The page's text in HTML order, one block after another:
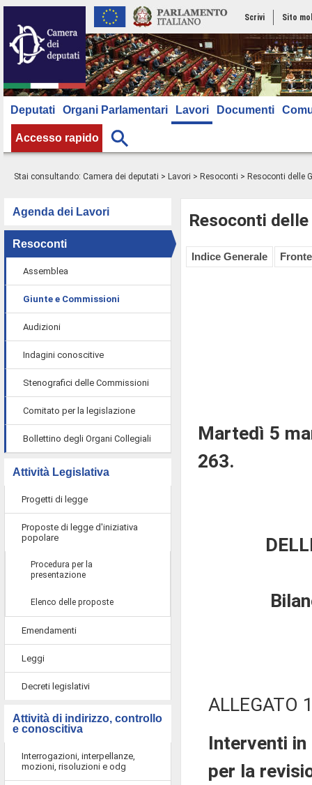
Scrivi Sito
Deputati Organi Parlamentari Lavori Documenti
Accesso rapido
Stai consultando: Camera dei deputati > Lavori > Resoconti > Resoconti delle
Agenda dei Lavori
Resoconti
Assemblea
Giunte e Commissioni
Audizioni
Indagini conoscitive
Stenografici delle Commissioni
Comitato per la legislazione
Bollettino degli Organi Collegiali
Attività Legislativa
Progetti di legge
Proposte di legge d'iniziativa
popolare
Procedura per la
presentazione
Elenco delle proposte
Emendamenti
Leggi
Decreti legislativi
Attività di indirizzo, controllo
e conoscitiva
Interrogazioni, interpellanze,
mozioni, risoluzioni e odg
Resoconti
Indice Generale
Martedì 5
263.
ALLEGATO
Interventi
per la